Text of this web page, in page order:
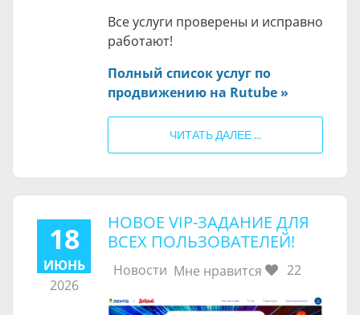
Все услуги проверены и исправно
работают!
Полный список услуг по
продвижению на Rutube »
ЧИТАТЬ ДАЛЕЕ ...
18
ИЮНЬ
2026
НОВОЕ VIP-ЗАДАНИЕ ДЛЯ
ВСЕХ ПОЛЬЗОВАТЕЛЕЙ!
Новости Мне нравится 22